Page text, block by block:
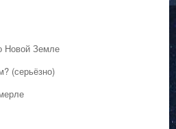
Новой Земле
(серьёзно)